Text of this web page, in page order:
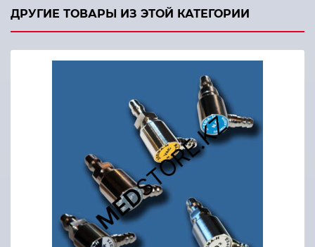
ДРУГИЕ ТОВАРЫ ИЗ ЭТОЙ КАТЕГОРИИ